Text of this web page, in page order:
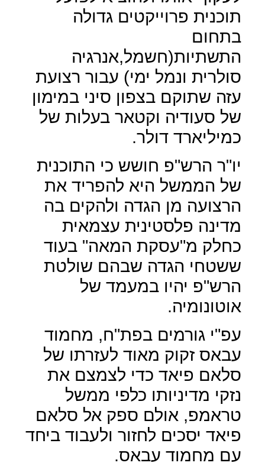
תוכנית פרוייקטים גדולה
בתחום
התשתיות(חשמל,אנרגיה
סולרית ונמל ימי) עבור רצועת
עזה שתוקם בצפון סיני במימון
של סעודיה וקטאר בעלות של
כמיליארד דולר.
יו"ר הרש"פ חושש כי התוכנית
של הממשל היא להפריד את
הרצועה מן הגדה ולהקים בה
מדינה פלסטינית עצמאית
כחלק מ"עסקת המאה" בעוד
ששטחי הגדה שבהם שולטת
הרש"פ יהיו במעמד של
אוטונומיה.
עפ"י גורמים בפת"ח, מחמוד
עבאס זקוק מאוד לעזרתו של
סלאם פיאד כדי לצמצם את
נזקי מדיניותו כלפי ממשל
טראמפ, אולם ספק אל סלאם
פיאד יסכים לחזור ולעבוד ביחד
עם מחמוד עבאס.